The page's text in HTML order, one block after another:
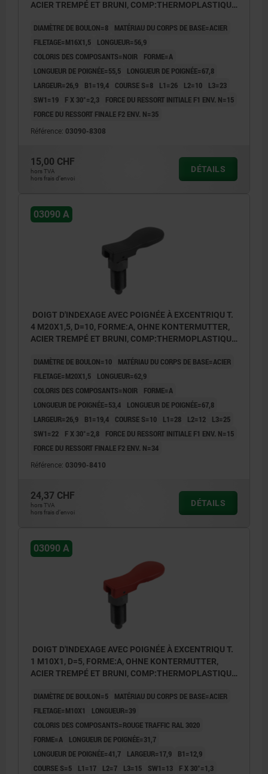
ACIER TREMPÉ ET BRUNI, COMP:THERMOPLASTIQUE
DIAMÈTRE DE BOULON=8
MATÉRIAU DU CORPS DE BASE=ACIER
FILETAGE=M16X1,5
LONGUEUR=56,9
COLORIS DES COMPOSANTS=NOIR
FORME=A
LONGUEUR DE POIGNÉE=55,5
LONGUEUR DE POIGNÉE=67,8
LARGEUR=26,9
B1=19,4 COURSE S=8 L1=26 L2=10
L3=23
SW1=19
F X 30°=2,3
FORCE DU RESSORT INITIALE F1 ENV. N=15
FORCE DU RESSORT FINALE F2 ENV. N=35
Référence: 03090-8308
15,00 CHF
hors TVA
hors frais d’envoi
DÉTAILS
03090 A
DOIGT D'INDEXAGE AVEC POIGNÉE À EXCENTRIQU T.
4 M20X1,5, D=10, FORME:A, OHNE KONTERMUTTER,
ACIER TREMPÉ ET BRUNI, COMP:THERMOPLASTIQUE
DIAMÈTRE DE BOULON=10
MATÉRIAU DU CORPS DE BASE=ACIER
FILETAGE=M20X1,5
LONGUEUR=62,9
COLORIS DES COMPOSANTS=NOIR
FORME=A
LONGUEUR DE POIGNÉE=53,4
LONGUEUR DE POIGNÉE=67,8
LARGEUR=26,9
B1=19,4 COURSE S=10 L1=28 L2=12
L3=25
SW1=22
F X 30°=2,8
FORCE DU RESSORT INITIALE F1 ENV. N=15
FORCE DU RESSORT FINALE F2 ENV. N=34
Référence: 03090-8410
24,37 CHF
hors TVA
hors frais d’envoi
DÉTAILS
03090 A
DOIGT D'INDEXAGE AVEC POIGNÉE À EXCENTRIQU T.
1 M10X1, D=5, FORME:A, OHNE KONTERMUTTER,
ACIER TREMPÉ ET BRUNI, COMP:THERMOPLASTIQUE
DIAMÈTRE DE BOULON=5
MATÉRIAU DU CORPS DE BASE=ACIER
FILETAGE=M10X1
LONGUEUR=39
COLORIS DES COMPOSANTS=ROUGE TRAFFIC RAL 3020
FORME=A
LONGUEUR DE POIGNÉE=31,7
LONGUEUR DE POIGNÉE=41,7
LARGEUR=17,9
B1=12,9
COURSE S=5
L1=17 L2=7 L3=15 SW1=13
F X 30°=1,3